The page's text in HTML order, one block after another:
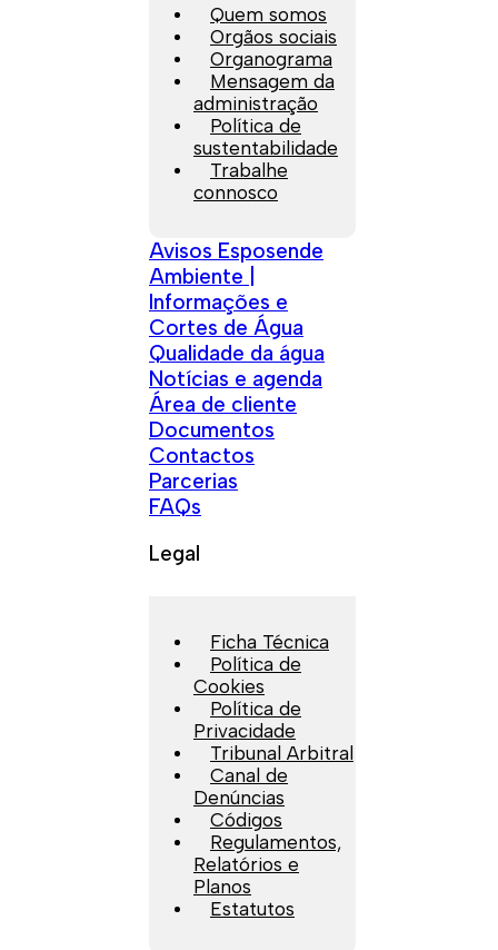
Quem somos
Orgãos sociais
Organograma
Mensagem da
administração
Política de
sustentabilidade
Trabalhe
connosco
Avisos Esposende
Ambiente |
Informações e
Cortes de Água
Qualidade da água
Notícias e agenda
Área de cliente
Documentos
Contactos
Parcerias
FAQs
Legal
Ficha Técnica
Política de
Cookies
Política de
Privacidade
Tribunal Arbitral
Canal de
Denúncias
Códigos
Regulamentos,
Relatórios e
Planos
Estatutos